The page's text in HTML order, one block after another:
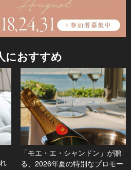
におすすめ
「モエ・エ・シャンドン」が贈
る、2026年夏の特別なプロモー